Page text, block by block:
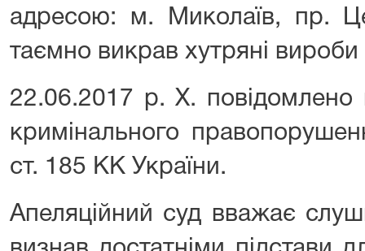
адресою: м. Миколаїв, пр.
таємно викрав хутряні
22.06.2017 р. Х. повідомлено
кримінального
ст. 185 КК України.
Апеляційний суд вважає